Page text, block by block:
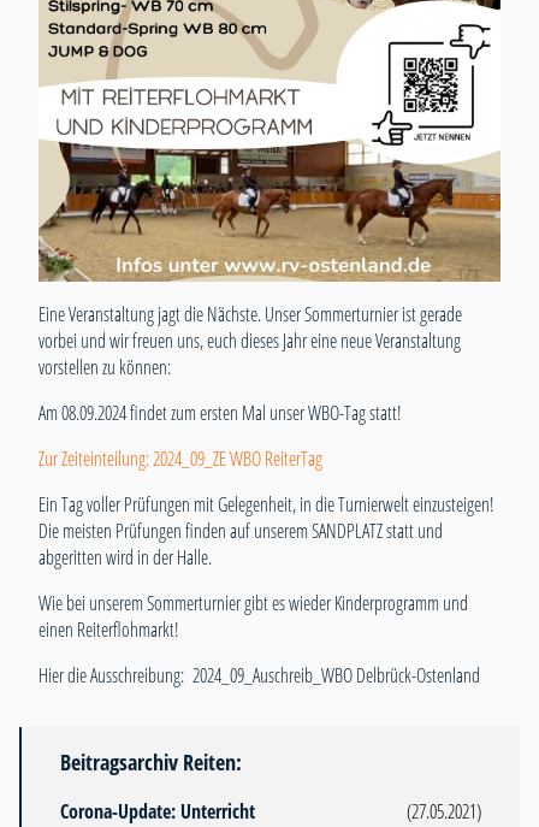
Eine Veranstaltung jagt die Nächste. Unser Sommerturnier ist gerade
vorbei und wir freuen uns, euch dieses Jahr eine neue Veranstaltung
vorstellen zu können:
Am 08.09.2024 findet zum ersten Mal unser WBO-Tag statt!
Zur Zeiteinteilung:2024_09_ZE WBO ReiterTag
Ein Tag voller Prüfungen mit Gelegenheit, in die Turnierwelt einzusteigen!
Die meisten Prüfungen finden auf unserem SANDPLATZ statt und
abgeritten wird in der Halle.
Wie bei unserem Sommerturnier gibt es wieder Kinderprogramm und
einen Reiterflohmarkt!
Hier die Ausschreibung: 2024_09_Auschreib_WBO Delbrück-Ostenland
Beitragsarchiv Reiten:
Corona-Update: Unterricht (27.05.2021)